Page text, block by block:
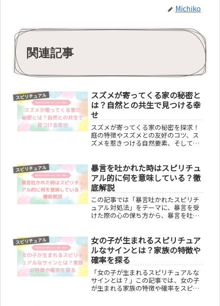
Michiko
関連記事
スピリチュアル
スズメが寄ってくる家の秘密と
は？自然との共生で見つける幸
せ
スズメが寄ってくる家の秘密を探求！
庭の特徴やスズメとの友好のコツ、ス
ズメを惹きつける自然要素、そしてス
を見つけ、スズメとの関係を深める方
法を紹介します。
スピリチュアル
暴言を吐かれた時はスピリチュ
アル的に何を意味している？徹
底解説
この記事では「暴言吐かれたスピリチ
ュアル対処法」をテーマに、暴言を受
けた際の心の保ち方から、暴言を吐く
に対する最適な反応や、言葉の力を利
用したポジティブな自己浄化方法を提
供し、読者が内面的に成長するための
実践的アドバイスを紹介。暴言による
傷を癒やし、より強く前向きな自己へ
と成長するためのガイドとなる内容で
す。
スピリチュアル
女の子が生まれるスピリチュア
ルなサインとは？家族の特徴や
確率を探る
「女の子が生まれるスピリチュアルな
サインとは？」この記事では、女の子
が生まれる家族の特徴や確率をスピリ